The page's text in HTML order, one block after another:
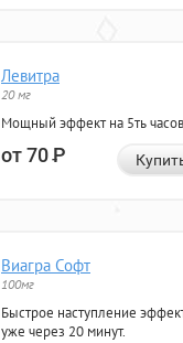
Левитра
20 мг
Мощный эффект на 5ть
от 70Р
Виагра Софт
100мг
Быстрое наступление
уже через 20 минут.